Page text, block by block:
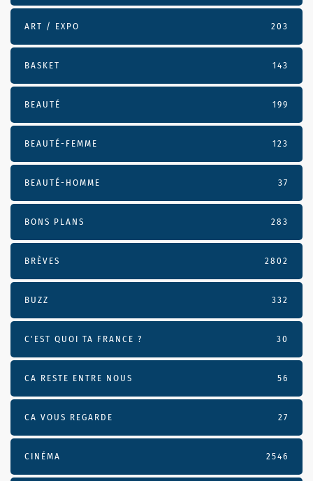
ART / EXPO 203
BASKET 143
BEAUTÉ 199
BEAUTÉ-FEMME 123
BEAUTÉ-HOMME 37
BONS PLANS 283
BRÈVES 2802
BUZZ 332
C'EST QUOI TA FRANCE ? 30
CA RESTE ENTRE NOUS 56
CA VOUS REGARDE 27
CINÉMA 2546